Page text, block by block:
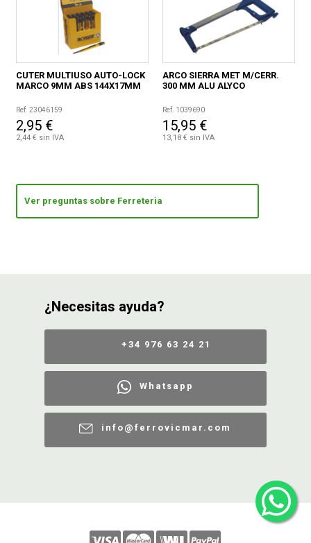
CUTER MULTIUSO AUTO-LOCK
MARCO 9MM ABS 144X17MM
Ref. 23046159
2,95 €
2,44 € sin IVA
ARCO SIERRA MET M/CERR.
300 MM ALU ALYCO
Ref. 1039690
15,95 €
13,18 € sin IVA
Ver preguntas sobre Ferreteria
¿Necesitas ayuda?
+34 976 63 24 21
Whatsapp
info@ferrovicmar.com